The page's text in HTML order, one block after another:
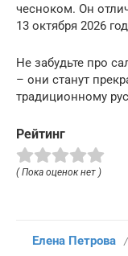
чесноком. Он
13 октября 2026
Не забудьте про
– они станут
традиционному
Рейтинг
( Пока оценок нет )
Елена Петрова